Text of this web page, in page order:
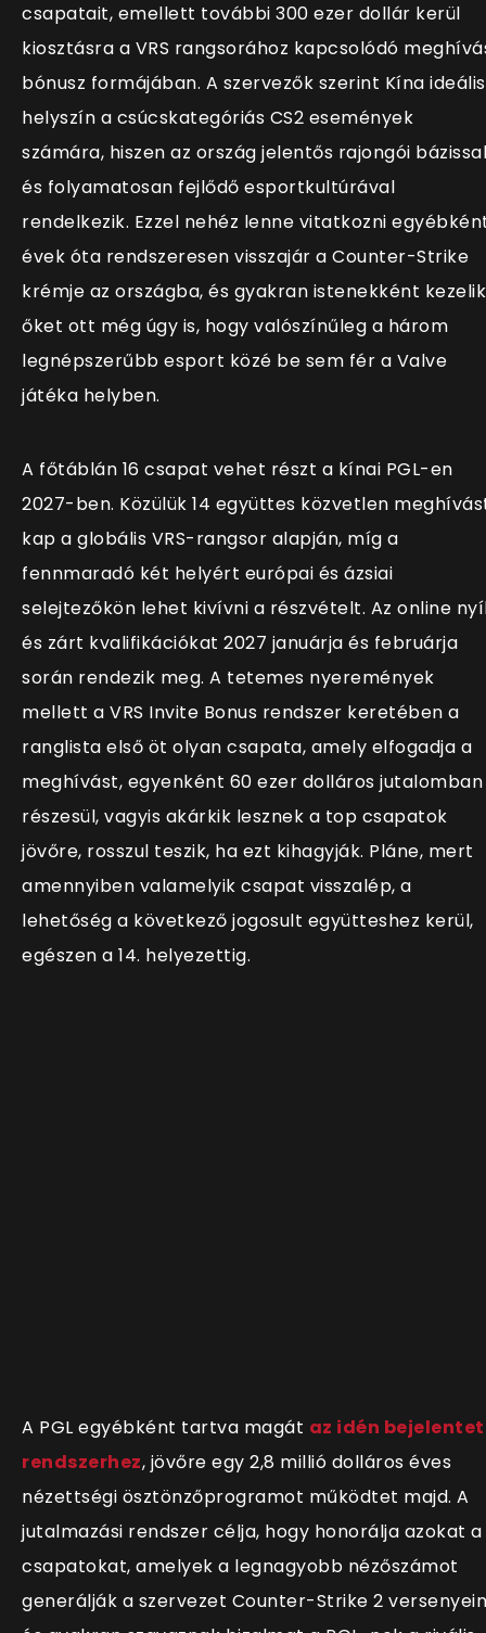
csapatait, emellett további 300 ezer dollár kerül
kiosztásra a VRS rangsorához kapcsolódó
bónusz formájában. A szervezők szerint Kína ideális
helyszín a csúcskategóriás CS2 események
számára, hiszen az ország jelentős rajongói bázissal
és folyamatosan fejlődő esportkultúrával
rendelkezik. Ezzel nehéz lenne vitatkozni
évek óta rendszeresen visszajár a Counter-Strike
krémje az országba, és gyakran istenekként kezelik
őket ott még úgy is, hogy valószínűleg a három
legnépszerűbb esport közé be sem fér a Valve
játéka helyben.
A főtáblán 16 csapat vehet részt a kínai PGL-en
2027-ben. Közülük 14 együttes közvetlen
kap a globális VRS-rangsor alapján, míg a
fennmaradó két helyért európai és ázsiai
selejtezőkön lehet kivívni a részvételt. Az online
és zárt kvalifikációkat 2027 januárja és februárja
során rendezik meg. A tetemes nyeremények
mellett a VRS Invite Bonus rendszer keretében a
ranglista első öt olyan csapata, amely elfogadja a
meghívást, egyenként 60 ezer dolláros jutalomban
részesül, vagyis akárkik lesznek a top csapatok
jövőre, rosszul teszik, ha ezt kihagyják. Pláne, mert
amennyiben valamelyik csapat visszalép, a
lehetőség a következő jogosult együtteshez kerül,
egészen a 14. helyezettig.
A PGL egyébként tartva magát az idén
rendszerhez, jövőre egy 2,8 millió dolláros éves
nézettségi ösztönzőprogramot működtet majd. A
jutalmazási rendszer célja, hogy honorálja azokat a
csapatokat, amelyek a legnagyobb nézőszámot
generálják a szervezet Counter-Strike 2 versenyein